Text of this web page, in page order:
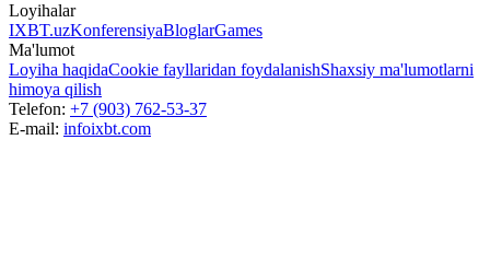
Loyihalar
IXBT.uzKonferensiyaBloglarGames
Ma'lumot
Loyiha haqidaCookie fayllaridan foydalanishShaxsiy ma'lumotlarni
himoya qilish
Telefon: +7 (903) 762-53-37
E-mail: infoixbt.com